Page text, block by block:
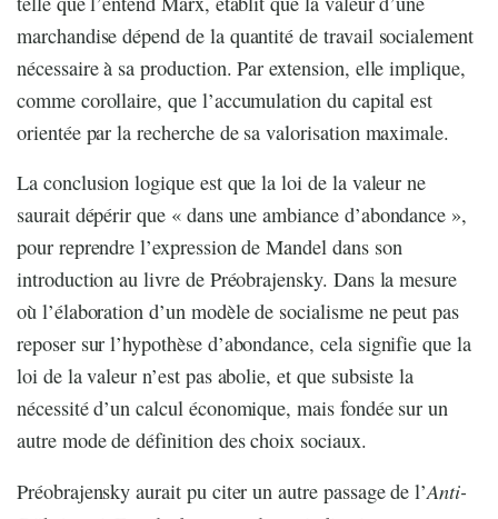
marchandise dépend de la quantité de travail socialement
nécessaire à sa production. Par extension, elle implique,
comme corollaire, que l’accumulation du capital est
orientée par la recherche de sa valorisation maximale.
La conclusion logique est que la loi de la valeur ne
saurait dépérir que « dans une ambiance d’abondance »,
pour reprendre l’expression de Mandel dans son
introduction au livre de Préobrajensky. Dans la mesure
où l’élaboration d’un modèle de socialisme ne peut pas
reposer sur l’hypothèse d’abondance, cela signifie que la
loi de la valeur n’est pas abolie, et que subsiste la
nécessité d’un calcul économique, mais fondée sur un
autre mode de définition des choix sociaux.
Préobrajensky aurait pu citer un autre passage de l’Anti-